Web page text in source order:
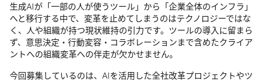
生成AIが「一部の人が使うツール」から「企業全体のインフラ」
へと移行する中で、変革を止めてしまうのはテクノロジーではな
く、人や組織が持つ現状維持の引力です。ツールの導入に留まら
ず、意思決定・行動変容・コラボレーションまで含めたクライア
ントへの組織変革への伴走が欠かせません。
今回募集しているのは、AIを活用した全社改革プロジェクトやツ